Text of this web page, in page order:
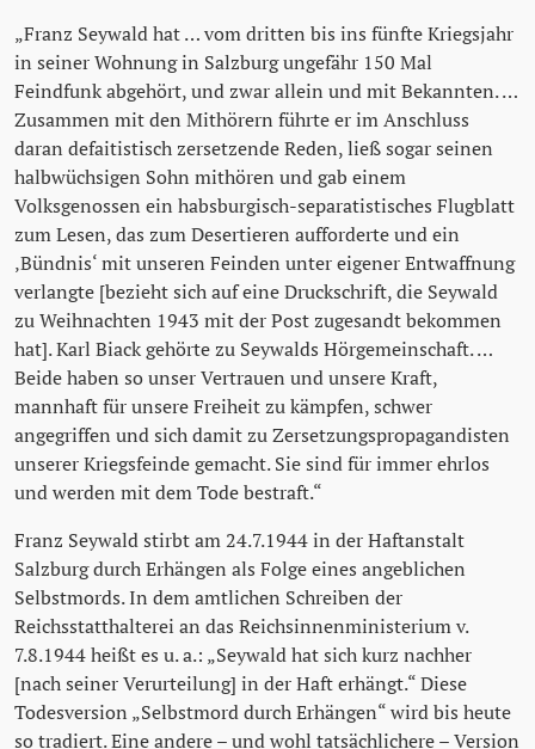
„Franz Seywald hat … vom dritten bis ins fünfte Kriegsjahr
in seiner Wohnung in Salzburg ungefähr 150 Mal
Feindfunk abgehört, und zwar allein und mit Bekannten. …
Zusammen mit den Mithörern führte er im Anschluss
daran defaitistisch zersetzende Reden, ließ sogar seinen
halbwüchsigen Sohn mithören und gab einem
Volksgenossen ein habsburgisch-separatistisches Flugblatt
zum Lesen, das zum Desertieren aufforderte und ein
‚Bündnis‘ mit unseren Feinden unter eigener Entwaffnung
verlangte [bezieht sich auf eine Druckschrift, die Seywald
zu Weihnachten 1943 mit der Post zugesandt bekommen
hat]. Karl Biack gehörte zu Seywalds Hörgemeinschaft. …
Beide haben so unser Vertrauen und unsere Kraft,
mannhaft für unsere Freiheit zu kämpfen, schwer
angegriffen und sich damit zu Zersetzungspropagandisten
unserer Kriegsfeinde gemacht. Sie sind für immer ehrlos
und werden mit dem Tode bestraft.“
Franz Seywald stirbt am 24.7.1944 in der Haftanstalt
Salzburg durch Erhängen als Folge eines angeblichen
Selbstmords. In dem amtlichen Schreiben der
Reichsstatthalterei an das Reichsinnenministerium v.
7.8.1944 heißt es u. a.: „Seywald hat sich kurz nachher
[nach seiner Verurteilung] in der Haft erhängt.“ Diese
Todesversion „Selbstmord durch Erhängen“ wird bis heute
so tradiert. Eine andere – und wohl tatsächlichere – Version